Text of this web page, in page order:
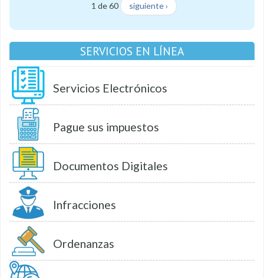
1 de 60 siguiente ›
SERVICIOS EN LÍNEA
Servicios Electrónicos
Pague sus impuestos
Documentos Digitales
Infracciones
Ordenanzas